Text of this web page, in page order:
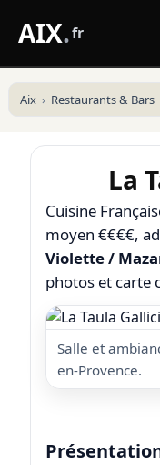
AIX.fr
Aix Restaurants & Bars
La
Cuisine
moyen €€€€,
Violette /
photos et carte
Salle et
en-Provence.